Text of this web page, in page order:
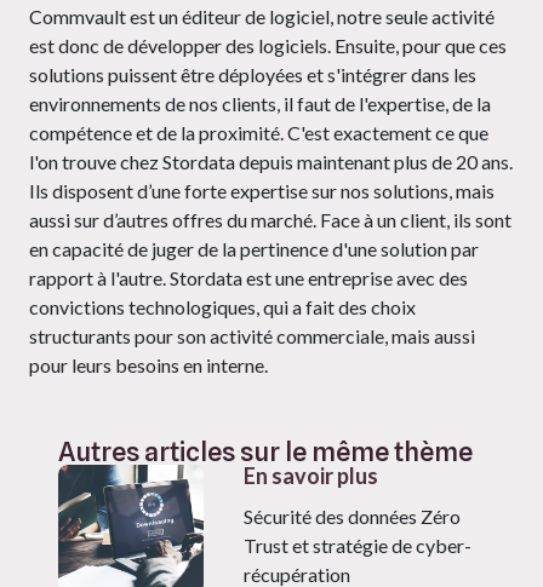
Commvault est un éditeur de logiciel, notre seule activité
est donc de développer des logiciels. Ensuite, pour que ces
solutions puissent être déployées et s'intégrer dans les
environnements de nos clients, il faut de l'expertise, de la
compétence et de la proximité. C'est exactement ce que
l'on trouve chez Stordata depuis maintenant plus de 20 ans.
Ils disposent d’une forte expertise sur nos solutions, mais
aussi sur d’autres offres du marché. Face à un client, ils sont
en capacité de juger de la pertinence d'une solution par
rapport à l'autre. Stordata est une entreprise avec des
convictions technologiques, qui a fait des choix
structurants pour son activité commerciale, mais aussi
pour leurs besoins en interne.
Autres articles sur le même thème
En savoir plus
Sécurité des données Zéro
Trust et stratégie de cyber-
récupération